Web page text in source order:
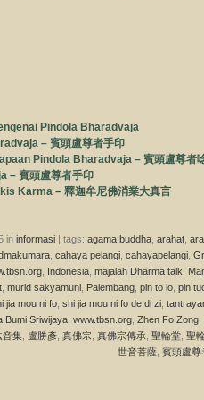
Pindola Bharadvaja
– 賓頭盧尊者手印
Pindola Bharadvaja – 賓頭盧尊者
– 賓頭盧尊者手印
Karma – 釋迦牟尼佛消業大真言
in informasi | tags: agama buddha arahat
cahaya pelangi cahayapelangi
Indonesia majalah Dharma talk
murid sakyamuni Palembang pin to lo pin
jia mou ni fo shi jia mou ni fo de di zi
Bumi Sriwijaya www.tbsn.org Zhen Fo Zong
音集 盧勝彥 真佛宗 真佛宗傳承 聖輪堂 聖
世音菩薩 賓頭盧尊